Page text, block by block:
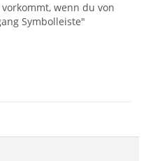
wenn du von
Symbolleiste"